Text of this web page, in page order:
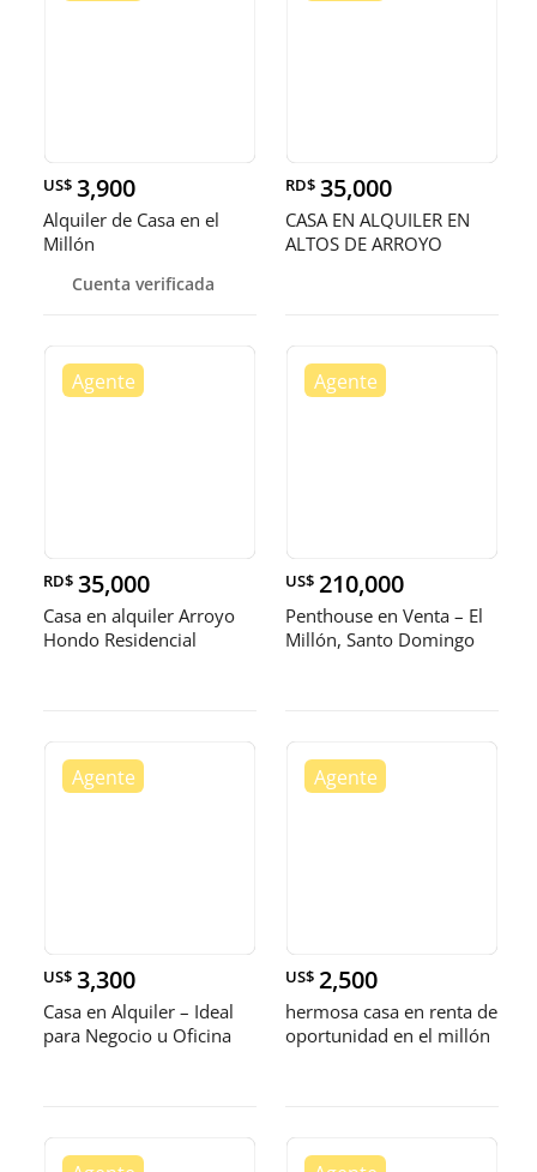
US$ 3,900
Alquiler de Casa en el
Millón
Cuenta verificada
RD$ 35,000
CASA EN ALQUILER EN
ALTOS DE ARROYO
RD$ 35,000
Casa en alquiler Arroyo
Hondo Residencial
US$ 210,000
Penthouse en Venta – El
Millón, Santo Domingo
US$ 3,300
Casa en Alquiler – Ideal
para Negocio u Oficina
US$ 2,500
hermosa casa en renta de
oportunidad en el millón